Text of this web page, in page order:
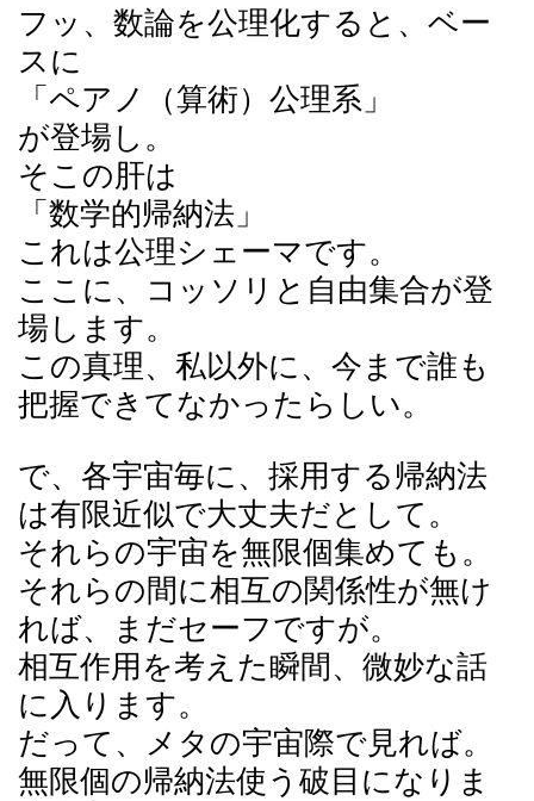
フッ、数論を公理化すると、ベー
スに
「ペアノ（算術）公理系」
が登場し。
そこの肝は
「数学的帰納法」
これは公理シェーマです。
ここに、コッソリと自由集合が登
場します。
この真理、私以外に、今まで誰も
把握できてなかったらしい。
で、各宇宙毎に、採用する帰納法
は有限近似で大丈夫だとして。
それらの宇宙を無限個集めても。
それらの間に相互の関係性が無け
れば、まだセーフですが。
相互作用を考えた瞬間、微妙な話
に入ります。
だって、メタの宇宙際で見れば。
無限個の帰納法使う破目になりま